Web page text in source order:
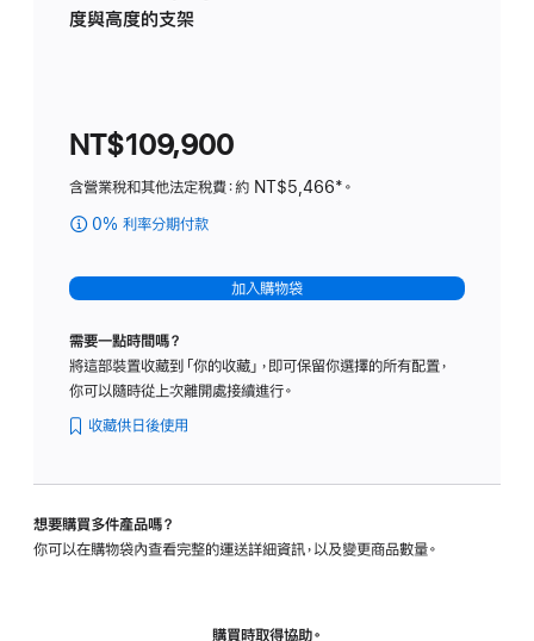
度與高度的支架
NT$109,900
含營業稅和其他法定稅費：約 NT$5,466註
*。
0% 利率分期付款
標
準
-
可
高
加入購物袋
需要一點時間嗎？
將這部裝置收藏到「你的收藏」，即可保留你選擇的所有配置，
你可以隨時從上次離開處接續進行。
收藏供日後使用
想要購買多件產品嗎？
你可以在購物袋內查看完整的運送詳細資訊，以及變更商品數量。
購買時取得協助。